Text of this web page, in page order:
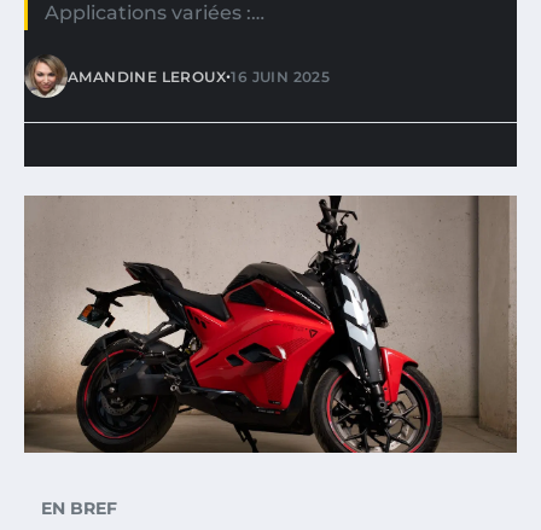
Applications variées :…
AMANDINE LEROUX•16 JUIN 2025
EN BREF